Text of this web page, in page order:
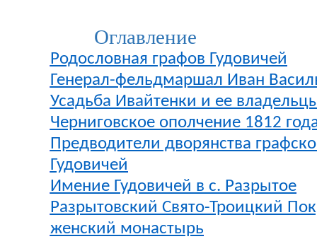
Оглавление
Родословная графов Гудовичей
Генерал-фельдмаршал Иван
Усадьба Ивайтенки и ее
Черниговское ополчение 1812
Предводители дворянства
Гудовичей
Имение Гудовичей в с. Разрытое
Разрытовский Свято-Троицкий
женский монастырь